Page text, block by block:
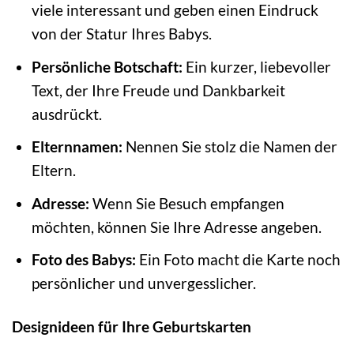
viele interessant und geben einen Eindruck
von der Statur Ihres Babys.
Persönliche Botschaft: Ein kurzer, liebevoller
Text, der Ihre Freude und Dankbarkeit
ausdrückt.
Elternnamen: Nennen Sie stolz die Namen der
Eltern.
Adresse: Wenn Sie Besuch empfangen
möchten, können Sie Ihre Adresse angeben.
Foto des Babys: Ein Foto macht die Karte noch
persönlicher und unvergesslicher.
Designideen für Ihre Geburtskarten